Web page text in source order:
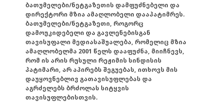
ბათუმელები/ნეტგაზეთის დამფუძნებელი და
დირექტორი მზია ამაღლობელი დააპატიმრეს.
ბათუმელები/ნეტგაზეთი, როგორც
დამოუკიდებელი და გავლენებისგან
თავისუფალი მედიასაშუალება, რომელიც მზია
ამაღლობელმა 2001 წელს დააფუძნა, მიიჩნევს,
რომ ის არის რუსული რეჟიმის სინდისის
პატიმარი, არ აპირებს შეგუებას, ითხოვს მის
დაუყოვნებლივ გათავისუფლებას და
აგრძელებს ბრძოლას სიტყვის
თავისუფლებისთვის.